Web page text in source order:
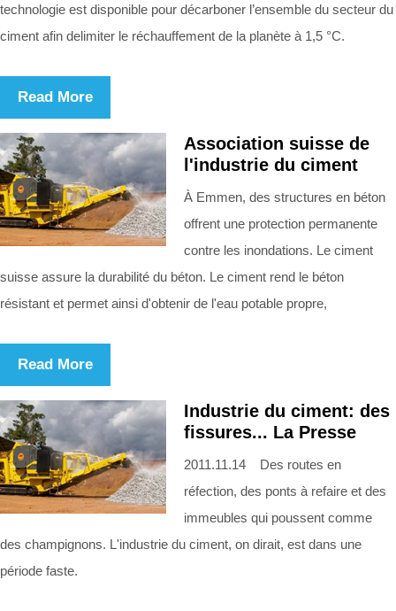
technologie est disponible pour décarboner l’ensemble du secteur du
ciment afin delimiter le réchauffement de la planète à 1,5 °C.
Read More
Association suisse de
l'industrie du ciment
À Emmen, des structures en béton
offrent une protection permanente
contre les inondations. Le ciment
suisse assure la durabilité du béton. Le ciment rend le béton
résistant et permet ainsi d'obtenir de l'eau potable propre,
Read More
Industrie du ciment: des
fissures... La Presse
2011.11.14 Des routes en
réfection, des ponts à refaire et des
immeubles qui poussent comme
des champignons. L'industrie du ciment, on dirait, est dans une
période faste.